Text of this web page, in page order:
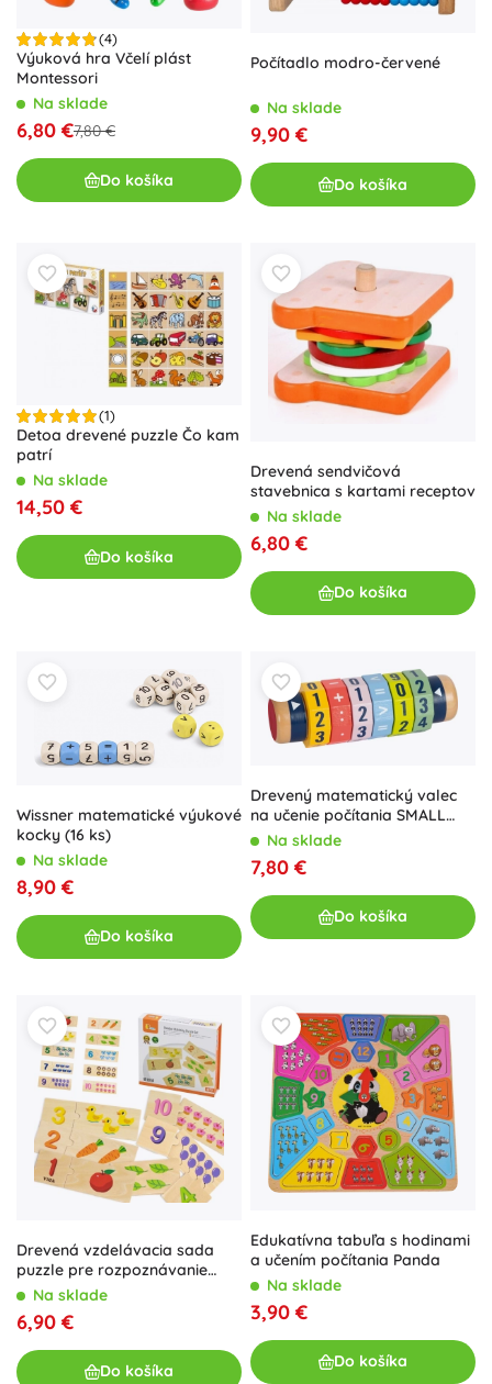
(4)
Výuková hra Včelí plást
Montessori
Na sklade
6,80 €7,80 €
Do košíka
Počítadlo modro-červené
Na sklade
9,90 €
Do košíka
(1)
Detoa drevené puzzle Čo kam
patrí
Na sklade
14,50 €
Do košíka
Drevená sendvičová
stavebnica s kartami receptov
Na sklade
6,80 €
Do košíka
Wissner matematické výukové
kocky (16 ks)
Na sklade
8,90 €
Do košíka
Drevený matematický valec
na učenie počítania SMALL
FOOT
Na sklade
7,80 €
Do košíka
Drevená vzdelávacia sada
puzzle pre rozpoznávanie
čísel VIGA
Na sklade
6,90 €
Do košíka
Edukatívna tabuľa s hodinami
a učením počítania Panda
Na sklade
3,90 €
Do košíka